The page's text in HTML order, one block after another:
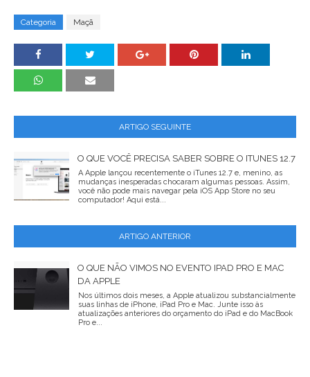
Categoria Maçã
ARTIGO SEGUINTE
O QUE VOCÊ PRECISA SABER SOBRE O ITUNES 12.7
A Apple lançou recentemente o iTunes 12.7 e, menino, as
mudanças inesperadas chocaram algumas pessoas. Assim,
você não pode mais navegar pela iOS App Store no seu
computador! Aqui está...
ARTIGO ANTERIOR
O QUE NÃO VIMOS NO EVENTO IPAD PRO E MAC
DA APPLE
Nos últimos dois meses, a Apple atualizou substancialmente
suas linhas de iPhone, iPad Pro e Mac. Junte isso às
atualizações anteriores do orçamento do iPad e do MacBook
Pro e...